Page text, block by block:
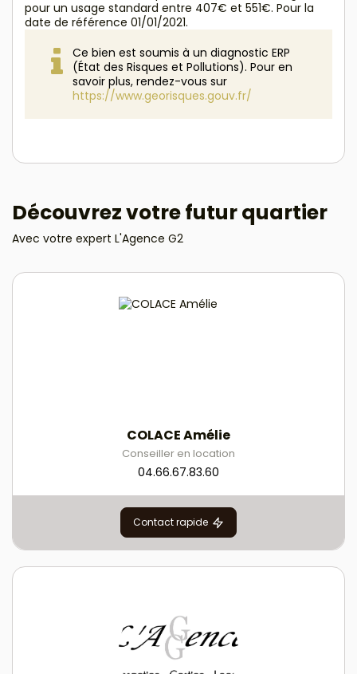
pour un usage standard entre 407€ et 551€. Pour la
date de référence 01/01/2021.
Ce bien est soumis à un diagnostic ERP
(État des Risques et Pollutions). Pour en
savoir plus, rendez-vous sur
https://www.georisques.gouv.fr/
Découvrez votre futur quartier
Avec votre expert L'Agence G2
COLACE Amélie
Conseiller en location
04.66.67.83.60
Contact rapide